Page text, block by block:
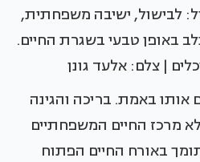
לבישול, ישיבה משפחתית,
באופן טבעי בשגרת החיים.
| צלם: אלעד גונן
אותו באמת. בריכה והגינה
מרכז החיים המשפחתיים
באורח החיים הפתוח